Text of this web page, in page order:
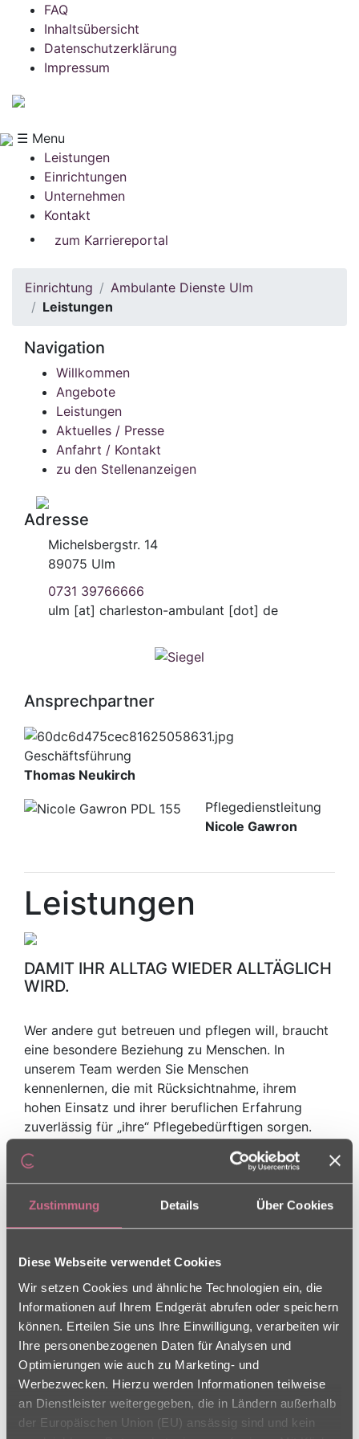
Zustimmung Details Über Cookies
Diese Webseite verwendet Cookies
Wir setzen Cookies und ähnliche Technologien ein, die
Informationen auf Ihrem Endgerät abrufen oder speichern
können. Erteilen Sie uns Ihre Einwilligung, verarbeiten wir
Ihre personenbezogenen Daten für Analysen und
Optimierungen wie auch zu Marketing- und
Werbezwecken. Hierzu werden Informationen teilweise
an Dienstleister weitergegeben, die in Ländern außerhalb
der Europäischen Union (EU) ansässig sind und kein
FAQ
Inhaltsübersicht
Datenschutzerklärung
Impressum
☰ Menu
Leistungen
Einrichtungen
Unternehmen
Kontakt
zum Karriereportal
Einrichtung
Ambulante Dienste Ulm
Leistungen
Navigation
Willkommen
Angebote
Leistungen
Aktuelles / Presse
Anfahrt / Kontakt
zu den Stellenanzeigen
Adresse
Michelsbergstr. 14
89075 Ulm
0731 39766666
ulm [at] charleston-ambulant [dot] de
Ansprechpartner
Geschäftsführung
Thomas Neukirch
Pflegedienstleitung
Nicole Gawron
Leistungen
DAMIT IHR ALLTAG WIEDER ALLTÄGLICH
WIRD.
Wer andere gut betreuen und pflegen will, braucht
eine besondere Beziehung zu Menschen. In
unserem Team werden Sie Menschen
kennenlernen, die mit Rücksichtnahme, ihrem
hohen Einsatz und ihrer beruflichen Erfahrung
zuverlässig für „ihre“ Pflegebedürftigen sorgen.
und Schulungsmaßnahmen in der Charleston
Akademie sorgen wir für die fachliche Sicherheit
Ambulante Dienste
Die gewohnte Umgebung bietet älteren Menschen
Halt und Sicherheit. Viele Erinnerungen an
gemeinsame Erlebnisse hängen in Form von
Erinnerungsstücken an den Wänden und gegenüber
wohnt die lieb gewonnene Nachbarin, die am
Nachmittag immer auf eine Tasse Tee
vorbeikommt. Viele Familien möchten